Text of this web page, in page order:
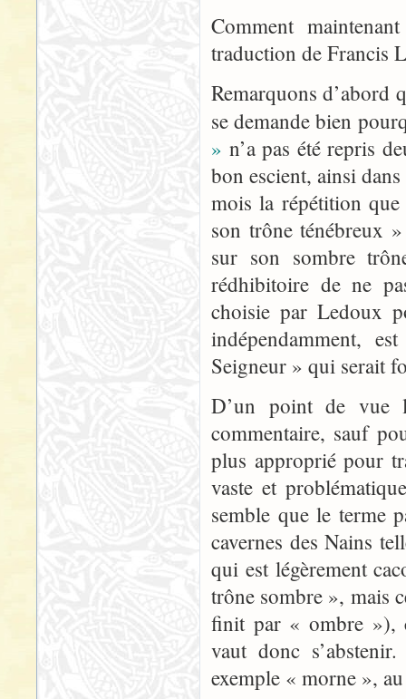
Comment
traduction de Francis
Remarquons d’abord
se demande bien
» n’a pas été repris
bon escient, ainsi
mois la répétition
son trône ténébreux
sur son sombre
rédhibitoire de ne
choisie par Ledoux
indépendamment,
Seigneur » qui serait
D’un point de vue
commentaire, sauf
plus approprié pour
vaste et
semble que le terme
cavernes des Nains
qui est légèrement
trône sombre », mais
finit par « ombre »),
vaut donc
exemple « morne »,